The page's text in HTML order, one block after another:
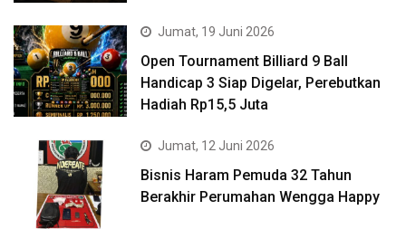
Jumat, 19 Juni 2026
Open Tournament Billiard 9 Ball
Handicap 3 Siap Digelar, Perebutkan
Hadiah Rp15,5 Juta
Jumat, 12 Juni 2026
Bisnis Haram Pemuda 32 Tahun
Berakhir Perumahan Wengga Happy